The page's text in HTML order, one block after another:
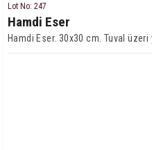
Lot No: 247
Hamdi Eser
Hamdi Eser. 30x30 cm. Tuval üzeri